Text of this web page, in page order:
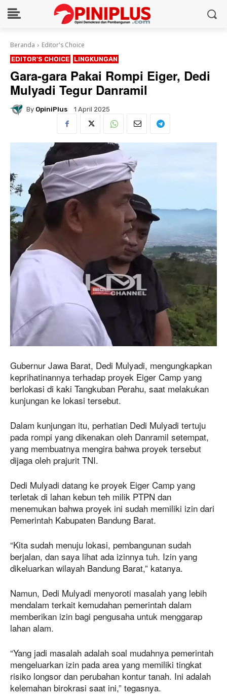
Beranda Editor's Choice
EDITOR'S CHOICE LINGKUNGAN
Gara-gara Pakai Rompi Eiger, Dedi
Mulyadi Tegur Danramil
By OpiniPlus 1 April 2025
Gubernur Jawa Barat, Dedi Mulyadi, mengungkapkan
keprihatinannya terhadap proyek Eiger Camp yang
berlokasi di kaki Tangkuban Perahu, saat melakukan
kunjungan ke lokasi tersebut.
Dalam kunjungan itu, perhatian Dedi Mulyadi tertuju
pada rompi yang dikenakan oleh Danramil setempat,
yang membuatnya mengira bahwa proyek tersebut
dijaga oleh prajurit TNI.
Dedi Mulyadi datang ke proyek Eiger Camp yang
terletak di lahan kebun teh milik PTPN dan
menemukan bahwa proyek ini sudah memiliki izin dari
Pemerintah Kabupaten Bandung Barat.
“Kita sudah menuju lokasi, pembangunan sudah
berjalan, dan saya lihat ada izinnya tuh. Izin yang
dikeluarkan wilayah Bandung Barat,” katanya.
Namun, Dedi Mulyadi menyoroti masalah yang lebih
mendalam terkait kemudahan pemerintah dalam
memberikan izin bagi pengusaha untuk menggarap
lahan alam.
“Yang jadi masalah adalah soal mudahnya pemerintah
mengeluarkan izin pada area yang memiliki tingkat
risiko longsor dan perubahan kontur tanah. Ini adalah
kelemahan birokrasi saat ini,” tegasnya.